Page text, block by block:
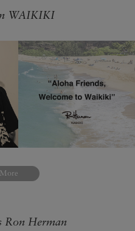
WAIKIKI
Ron Herman